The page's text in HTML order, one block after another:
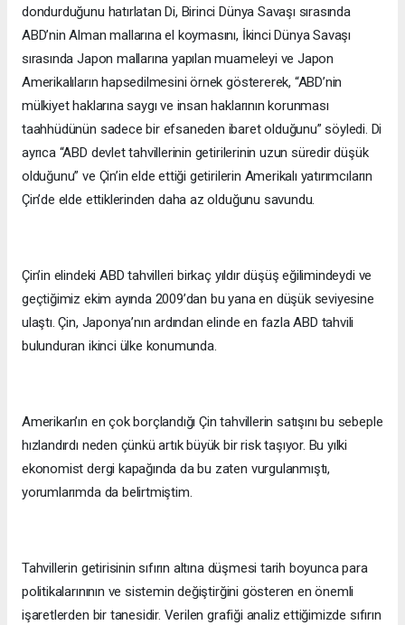
dondurduğunu hatırlatan Di, Birinci Dünya Savaşı sırasında
ABD’nin Alman mallarına el koymasını, İkinci Dünya Savaşı
sırasında Japon mallarına yapılan muameleyi ve Japon
Amerikalıların hapsedilmesini örnek göstererek, “ABD’nin
mülkiyet haklarına saygı ve insan haklarının korunması
taahhüdünün sadece bir efsaneden ibaret olduğunu” söyledi. Di
ayrıca “ABD devlet tahvillerinin getirilerinin uzun süredir düşük
olduğunu” ve Çin’in elde ettiği getirilerin Amerikalı yatırımcıların
Çin’de elde ettiklerinden daha az olduğunu savundu.
Çin’in elindeki ABD tahvilleri birkaç yıldır düşüş eğilimindeydi ve
geçtiğimiz ekim ayında 2009’dan bu yana en düşük seviyesine
ulaştı. Çin, Japonya’nın ardından elinde en fazla ABD tahvili
bulunduran ikinci ülke konumunda.
Amerikan’ın en çok borçlandığı Çin tahvillerin satışını bu sebeple
hızlandırdı neden çünkü artık büyük bir risk taşıyor. Bu yılki
ekonomist dergi kapağında da bu zaten vurgulanmıştı,
yorumlarımda da belirtmiştim.
Tahvillerin getirisinin sıfırın altına düşmesi tarih boyunca para
politikalarınının ve sistemin değiştirğini gösteren en önemli
işaretlerden bir tanesidir. Verilen grafiği analiz ettiğimizde sıfırın